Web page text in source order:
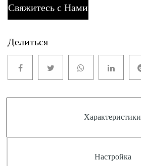
Свяжитесь с Нами
Делиться
Характеристики
Настройка